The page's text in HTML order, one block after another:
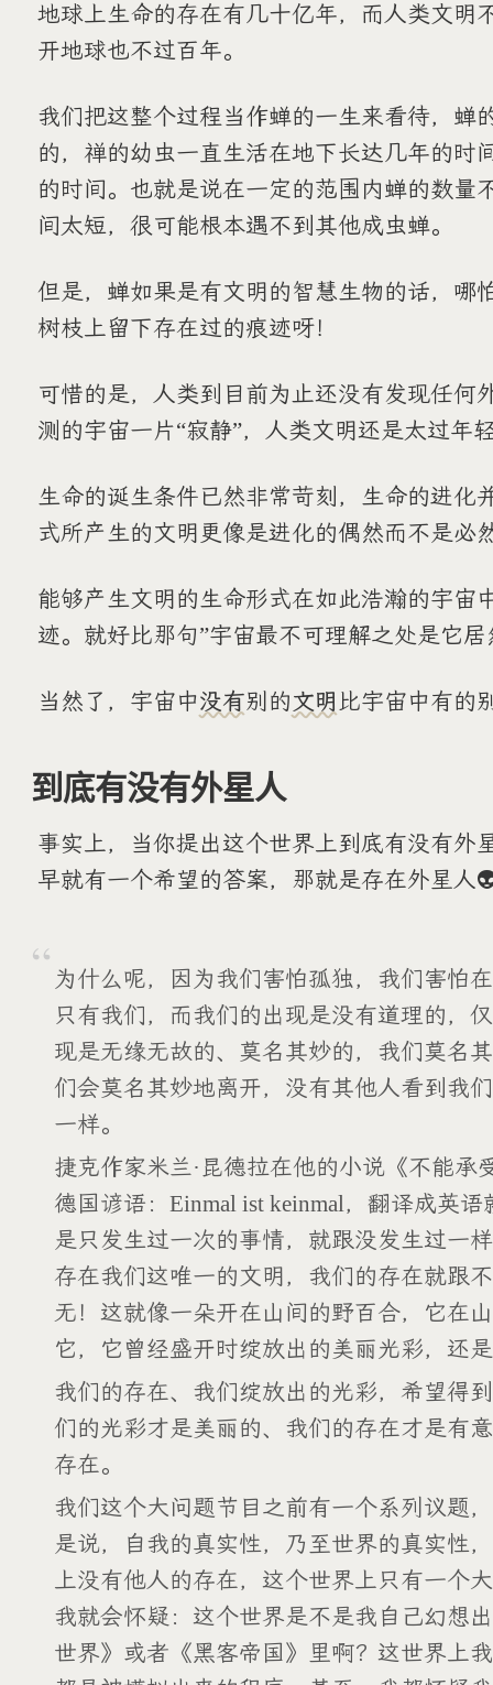
地球上生命的存在有几十亿年，而人类文明
开地球也不过百年。
我们把这整个过程当作蝉的一生来看待，蝉
的，禅的幼虫一直生活在地下长达几年的时
的时间。也就是说在一定的范围内蝉的数量
间太短，很可能根本遇不到其他成虫蝉。
但是，蝉如果是有文明的智慧生物的话，哪
树枝上留下存在过的痕迹呀！
可惜的是，人类到目前为止还没有发现任何
测的宇宙一片“寂静”，人类文明还是太过年
生命的诞生条件已然非常苛刻，生命的进化
式所产生的文明更像是进化的偶然而不是必
能够产生文明的生命形式在如此浩瀚的宇宙
迹。就好比那句”宇宙最不可理解之处是它
当然了，宇宙中没有别的文明 比宇宙中有的
到底有没有外星人
事实上，当你提出这个世界上到底有没有外
早就有一个希望的答案，那就是存在外星人
为什么呢，因为我们害怕孤独，我们害怕
只有我们，而我们的出现是没有道理的，
现是无缘无故的、莫名其妙的，我们莫名
们会莫名其妙地离开，没有其他人看到我
一样。
捷克作家米兰·昆德拉在他的小说《不能承
德国谚语：Einmal ist keinmal，翻译成英语
是只发生过一次的事情，就跟没发生过一
存在我们这唯一的文明，我们的存在就跟
无！这就像一朵开在山间的野百合，它在
它，它曾经盛开时绽放出的美丽光彩，还
我们的存在、我们绽放出的光彩，希望得
们的光彩才是美丽的、我们的存在才是有
存在。
我们这个大问题节目之前有一个系列议题
是说，自我的真实性，乃至世界的真实性
上没有他人的存在，这个世界上只有一个
我就会怀疑：这个世界是不是我自己幻想
世界》或者《黑客帝国》里啊？这世界上